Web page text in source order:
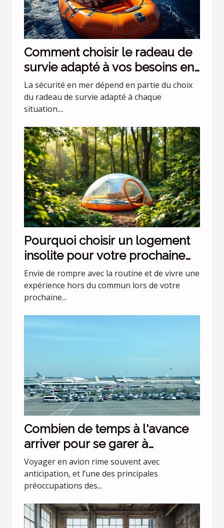
Comment choisir le radeau de
survie adapté à vos besoins en
mer ?
La sécurité en mer dépend en partie du choix
du radeau de survie adapté à chaque
situation....
Pourquoi choisir un logement
insolite pour votre prochaine
escapade ?
Envie de rompre avec la routine et de vivre une
expérience hors du commun lors de votre
prochaine...
Combien de temps à l'avance
arriver pour se garer à
l'aéroport Lyon Saint Exupéry ?
Voyager en avion rime souvent avec
anticipation, et l’une des principales
préoccupations des...